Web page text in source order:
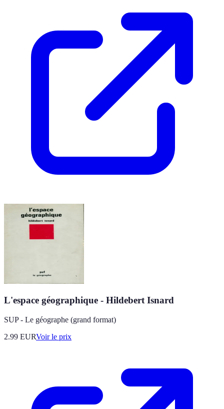
L'espace géographique - Hildebert Isnard
SUP - Le géographe (grand format)
2.99 EURVoir le prix